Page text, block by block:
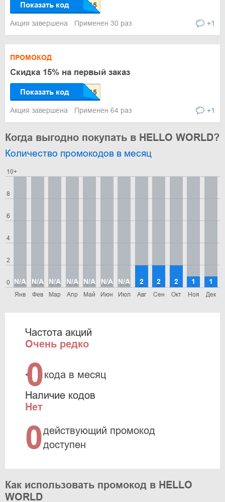
Показать код
Акция завершена Применен 30 раз +1
ПРОМОКОД
Скидка 15% на первый заказ
Показать код
Акция завершена Применен 64 раз +1
Когда выгодно покупать в HELLO WORLD?
Количество промокодов в месяц
0
2
4
6
8
10+
Янв
N/A
Фев
N/A
Мар
N/A
Апр
N/A
Май
N/A
Июн
N/A
Июл
N/A
Авг
2
Сен
2
Окт
2
Ноя
1
Дек
1
Частота акций
Очень редко
<0кода в месяц
Наличие кодов
Нет
0действующий промокод
доступен
Как использовать промокод в HELLO
WORLD